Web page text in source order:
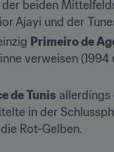
beiden
Ajayi und der
Primeiro de
verweisen
de Tunis allerdings
in der
Rot-Gelben.